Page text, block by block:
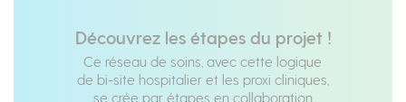
Découvrez les étapes du projet !
Ce réseau de soins, avec cette logique
de bi-site hospitalier et les proxi cliniques,
se crée par étapes en collaboration